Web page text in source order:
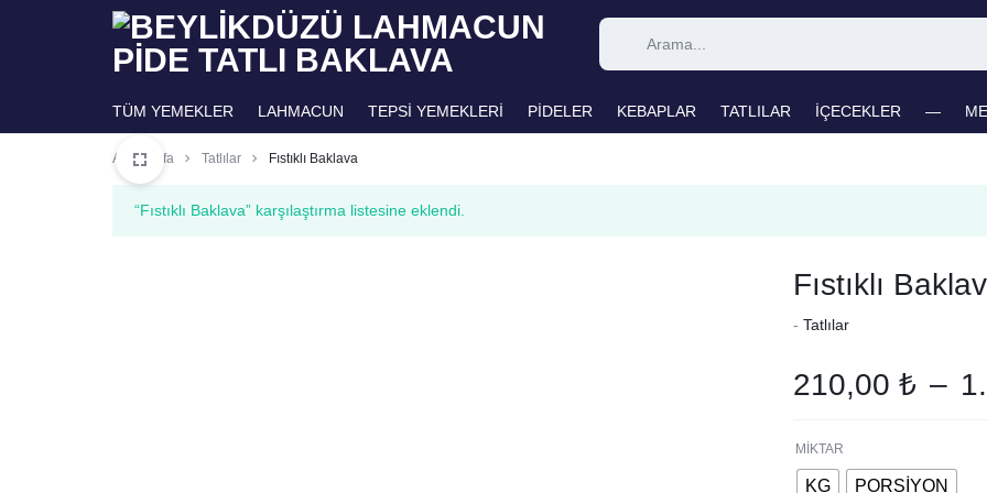
BEYLIKDÜZÜ
LAHMACUN
PIDE
ANTEP
İŞI
RESTAURANT
TÜM YEMEKLER LAHMACUN TEPSİ YEMEKLERİ PİDELER KEBAPLAR TATLILAR İÇECEKLER —
Ana Sayfa Tatlılar Fıstıklı Baklava
“Fıstıklı Baklava” karşılaştırma listesine eklendi.
Fıstıklı
-Tatlılar
210,00₺ –
MİKTAR
KG PORSİYON